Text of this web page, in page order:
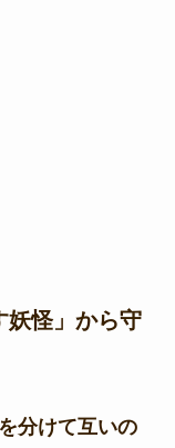
妖怪」から守
分けて互いの